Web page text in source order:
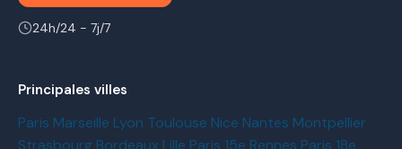
24h/24 - 7j/7
Principales villes
Paris Marseille Lyon Toulouse Nice Nantes Montpellier
Strasbourg Bordeaux Lille Paris 15e Rennes Paris 18e